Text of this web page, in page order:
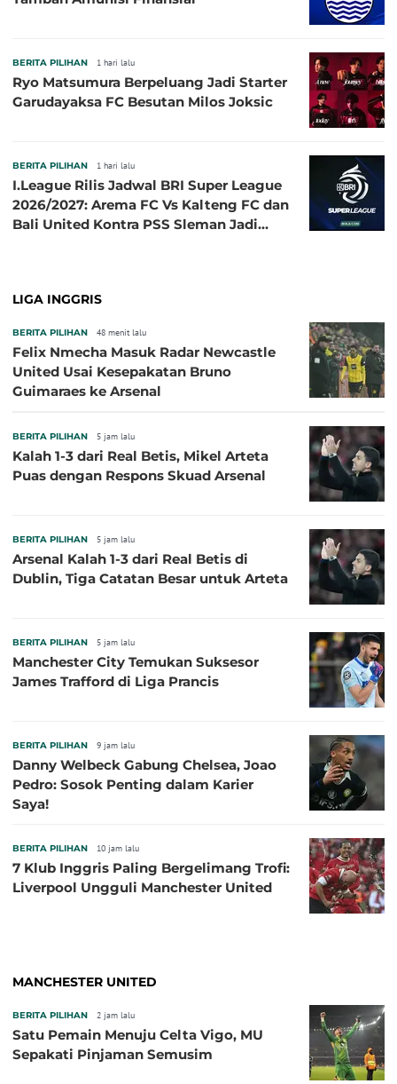
BERITA PILIHAN 1 hari lalu
Ryo Matsumura Berpeluang Jadi Starter
Garudayaksa FC Besutan Milos Joksic
BERITA PILIHAN 1 hari lalu
I.League Rilis Jadwal BRI Super League
2026/2027: Arema FC Vs Kalteng FC dan
Bali United Kontra PSS Sleman Jadi
LIGA INGGRIS
BERITA PILIHAN 48 menit lalu
Felix Nmecha Masuk Radar Newcastle
United Usai Kesepakatan Bruno
Guimaraes ke Arsenal
BERITA PILIHAN 5 jam lalu
Kalah 1-3 dari Real Betis, Mikel Arteta
Puas dengan Respons Skuad Arsenal
BERITA PILIHAN 5 jam lalu
Arsenal Kalah 1-3 dari Real Betis di
Dublin, Tiga Catatan Besar untuk Arteta
BERITA PILIHAN 5 jam lalu
Manchester City Temukan Suksesor
James Trafford di Liga Prancis
BERITA PILIHAN 9 jam lalu
Danny Welbeck Gabung Chelsea, Joao
Pedro: Sosok Penting dalam Karier
Saya!
BERITA PILIHAN 10 jam lalu
7 Klub Inggris Paling Bergelimang Trofi:
Liverpool Ungguli Manchester United
MANCHESTER UNITED
BERITA PILIHAN 2 jam lalu
Satu Pemain Menuju Celta Vigo, MU
Sepakati Pinjaman Semusim